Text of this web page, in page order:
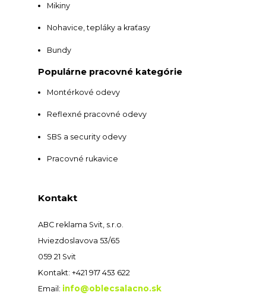
Mikiny
Nohavice, tepláky a kraťasy
Bundy
Populárne pracovné kategórie
Montérkové odevy
Reflexné pracovné odevy
SBS a security odevy
Pracovné rukavice
Kontakt
ABC reklama Svit, s.r.o.
Hviezdoslavova 53/65
059 21 Svit
Kontakt: +421 917 453 622
Email: info@oblecsalacno.sk